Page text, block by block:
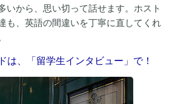
いから、思い切って話せます。ホスト
も、英語の間違いを丁寧に直してくれ
は、「留学生インタビュー」で！